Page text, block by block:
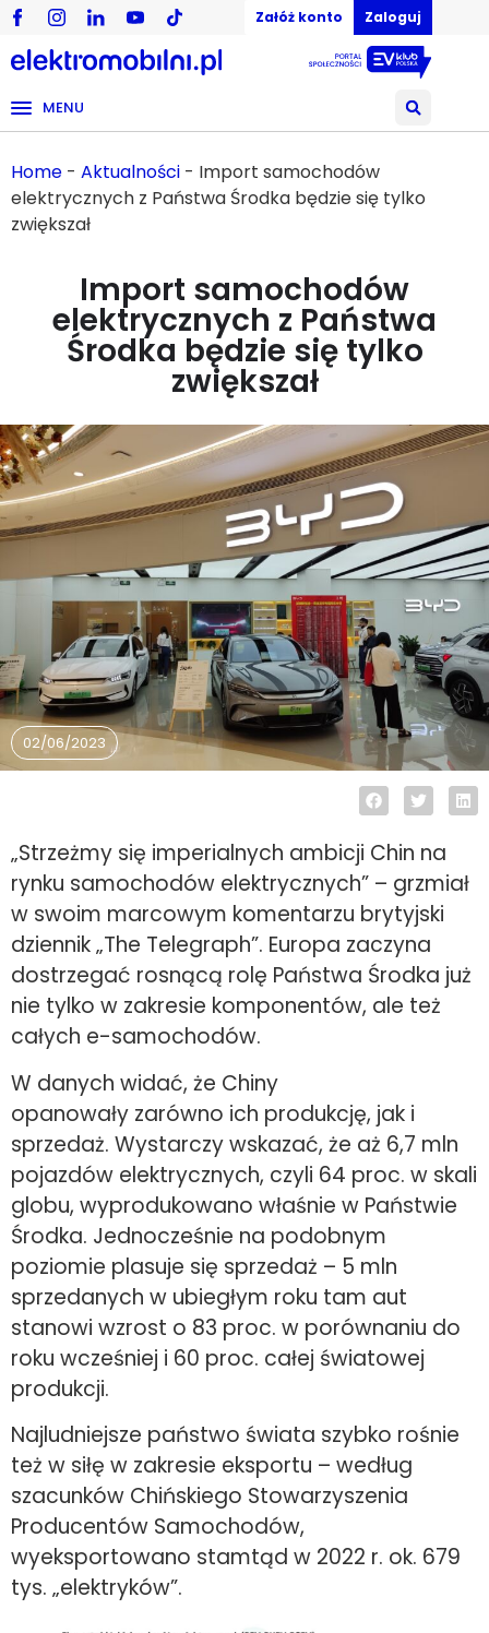
Załóż konto Zaloguj
MENU
Home - Aktualności - Import samochodów
elektrycznych z Państwa Środka będzie się tylko
zwiększał
Import samochodów
elektrycznych z Państwa
Środka będzie się tylko
zwiększał
02/06/2023
„Strzeżmy się imperialnych ambicji Chin na
rynku samochodów elektrycznych” – grzmiał
w swoim marcowym komentarzu brytyjski
dziennik „The Telegraph”. Europa zaczyna
dostrzegać rosnącą rolę Państwa Środka już
nie tylko w zakresie komponentów, ale też
całych e-samochodów.
W danych widać, że Chiny
opanowały zarówno ich produkcję, jak i
sprzedaż. Wystarczy wskazać, że aż 6,7 mln
pojazdów elektrycznych, czyli 64 proc. w skali
globu, wyprodukowano właśnie w Państwie
Środka. Jednocześnie na podobnym
poziomie plasuje się sprzedaż – 5 mln
sprzedanych w ubiegłym roku tam aut
stanowi wzrost o 83 proc. w porównaniu do
roku wcześniej i 60 proc. całej światowej
produkcji.
Najludniejsze państwo świata szybko rośnie
też w siłę w zakresie eksportu – według
szacunków Chińskiego Stowarzyszenia
Producentów Samochodów,
wyeksportowano stamtąd w 2022 r. ok. 679
tys. „elektryków”.